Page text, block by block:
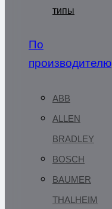
типы
По
производителю
ABB
ALLEN
BRADLEY
BOSCH
BAUMER
THALHEIM